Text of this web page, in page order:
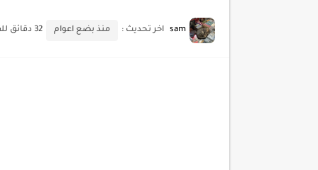
أدوات مجانية للبحث عن الكلمات
sam اخر تحديث : منذ بضع اعوام 32 دقائق للقراءة